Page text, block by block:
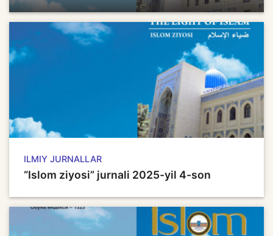
ILMIY JURNALLAR
“Islom ziyosi” jurnali 2025-yil 4-son